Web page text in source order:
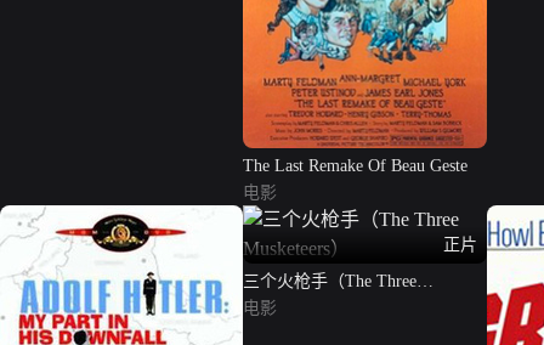
The Last Remake Of Beau Geste
电影
正片
三个火枪手（The Three
Musketeers）
电影